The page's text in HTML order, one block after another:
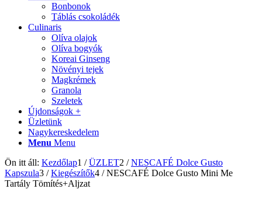
Bonbonok
Táblás csokoládék
Culinaris
Olíva olajok
Olíva bogyók
Koreai Ginseng
Növényi tejek
Magkrémek
Granola
Szeletek
Újdonságok +
Üzletünk
Nagykereskedelem
Menu Menu
Ön itt áll: Kezdőlap1 / ÜZLET2 / NESCAFÉ Dolce Gusto
Kapszula3 / Kiegészítők4 / NESCAFÉ Dolce Gusto Mini Me
Tartály Tömítés+Aljzat